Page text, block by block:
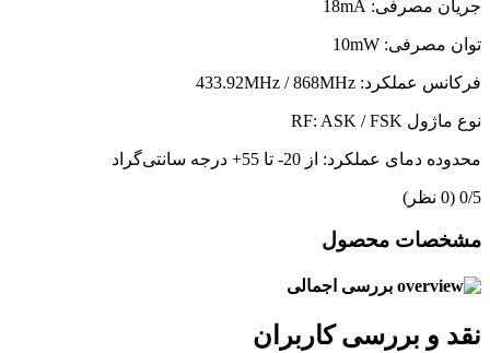
جریان مصرفی: 18mA
توان مصرفی: 10mW
فرکانس عملکرد: 433.92MHz / 868MHz
نوع ماژول RF: ASK / FSK
محدوده دمای عملکرد: از 20- تا 55+ درجه سانتی‌گراد
‫0/5 ‫(0 نظر)
مشخصات محصول
بررسی اجمالی
نقد و بررسی کاربران